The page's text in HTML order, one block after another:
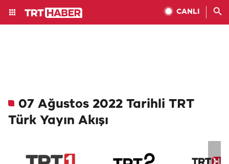
CANLI
07 Ağustos 2022 Tarihli TRT
Türk Yayın Akışı